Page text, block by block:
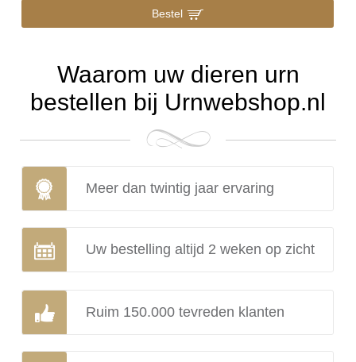
Bestel
Waarom uw dieren urn
bestellen bij Urnwebshop.nl
Meer dan twintig jaar ervaring
Uw bestelling altijd 2 weken op zicht
Ruim 150.000 tevreden klanten